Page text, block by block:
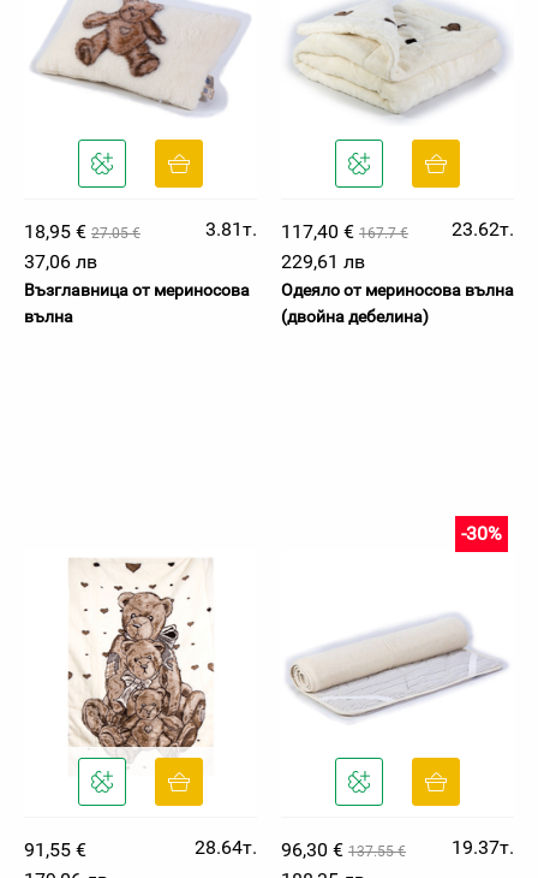
18,95 € 27.05 €
3.81т.
37,06 лв
Възглавница от мериносова
вълна
117,40 € 167.7 €
23.62т.
229,61 лв
Одеяло от мериносова вълна
(двойна дебелина)
91,55 €
28.64т.
96,30 € 137.55 €
-30%
19.37т.